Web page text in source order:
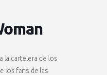
la cartelera de los
los fans de las